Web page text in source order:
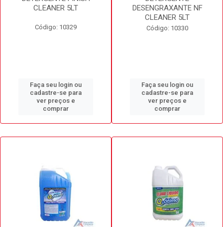
CLEANER 5LT
Código: 10329
Faça seu login ou
cadastre-se para
ver preços e
comprar
DESENGRAXANTE NF
CLEANER 5LT
Código: 10330
Faça seu login ou
cadastre-se para
ver preços e
comprar